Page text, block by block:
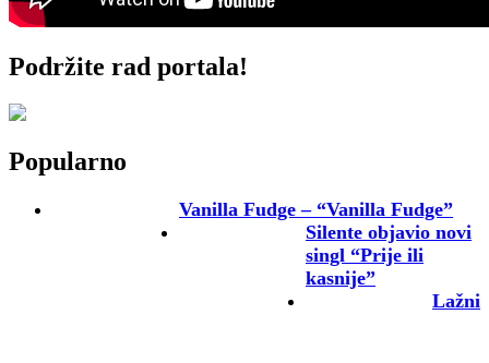
Podržite rad portala!
Popularno
Vanilla Fudge – “Vanilla Fudge”
Silente objavio novi
singl “Prije ili
kasnije”
Lažni